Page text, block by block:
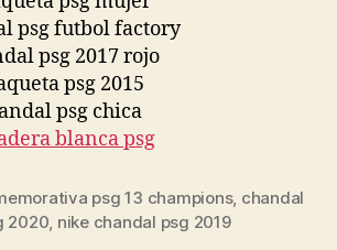
psg 13 champions, chandal
2020, nike chandal psg 2019